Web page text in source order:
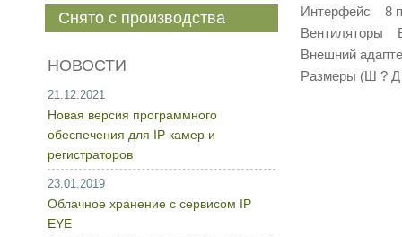
Интерфейс 8
Вентиляторы
Внешний
Размеры (Ш ?
Снято с производства
НОВОСТИ
21.12.2021
Новая версия программного
обеспечения для IP камер и
регистраторов
23.01.2019
Облачное хранение с сервисом IP
EYE